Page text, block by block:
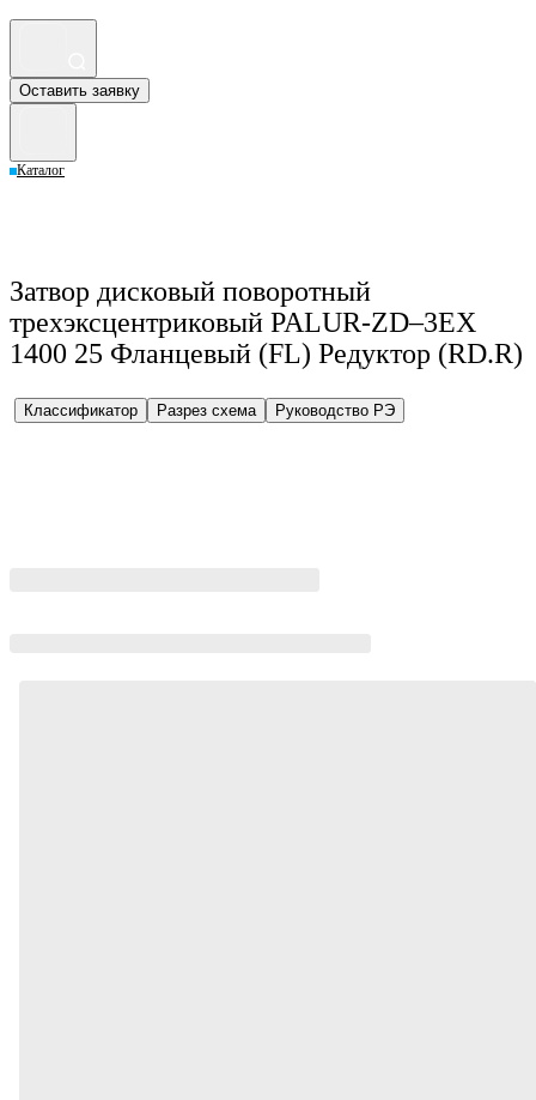
Оставить заявку
Каталог
Затвор дисковый поворотный
трехэксцентриковый PALUR-ZD–3EX
1400 25 Фланцевый (FL) Редуктор (RD.R)
Классификатор Разрез схема Руководство РЭ